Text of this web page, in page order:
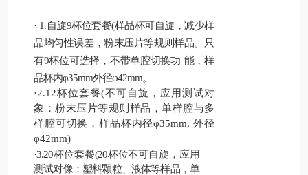
· 1.自旋9杯位套餐(样品杯可自旋，减少样
品均匀性误差，粉末压片等规则样品。只
有9杯位可选择，不带单腔切换功 能，样
品杯内φ35mm外径φ42mm。
·2.12杯位套餐(不可自旋，应用测试对
象：粉末压片等规则样品，单样腔与多
样腔可切换，样品杯内径φ35mm, 外径
φ42mm)
·3.20杯位套餐(20杯位不可自旋，应用
测试对像：塑料颗粒、液体等样品，单